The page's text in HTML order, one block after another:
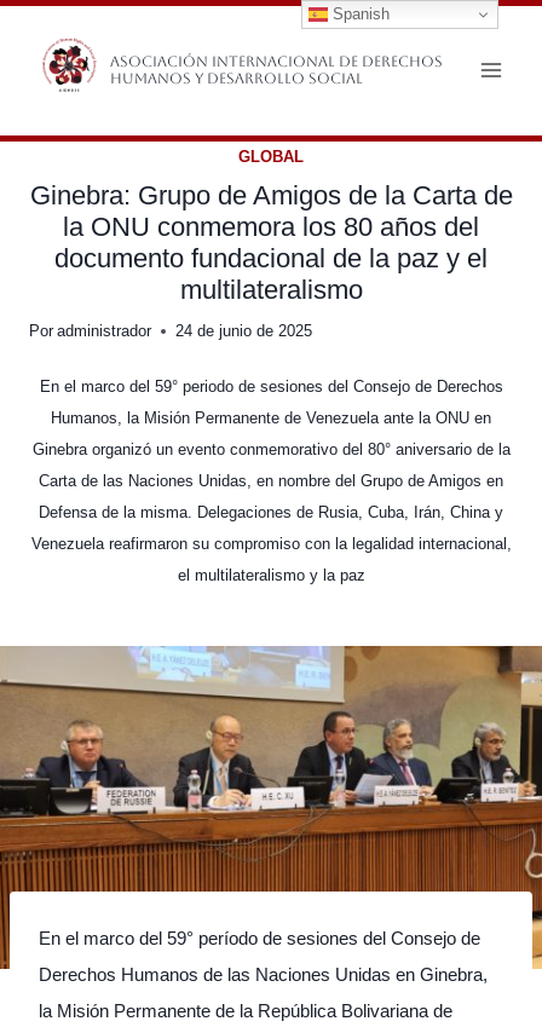
contenido
Asociación Internacional de Derechos
Humanos y Desarrollo Social
GLOBAL
Ginebra: Grupo de Amigos de la Carta de
la ONU conmemora los 80 años del
documento fundacional de la paz y el
multilateralismo
Por administrador 24 de junio de 2025
En el marco del 59° periodo de sesiones del Consejo de Derechos
Humanos, la Misión Permanente de Venezuela ante la ONU en
Ginebra organizó un evento conmemorativo del 80° aniversario de la
Carta de las Naciones Unidas, en nombre del Grupo de Amigos en
Defensa de la misma. Delegaciones de Rusia, Cuba, Irán, China y
Venezuela reafirmaron su compromiso con la legalidad internacional,
el multilateralismo y la paz
En el marco del 59° período de sesiones del Consejo de
Derechos Humanos de las Naciones Unidas en Ginebra,
la Misión Permanente de la República Bolivariana de
Spanish